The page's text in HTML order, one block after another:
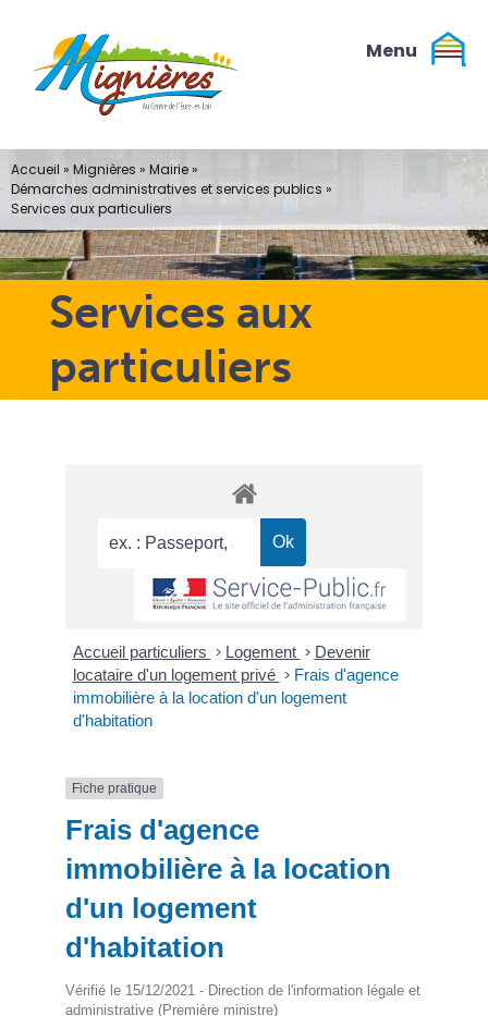
contenu
Services aux
particuliers
Accueil » Mignières » Mairie»
Démarches administratives et services publics »
Services aux particuliers
Accueil particuliers > Logement > Devenir
locataire d'un logement privé > Frais d'agence
immobilière à la location d'un logement
d'habitation
Fiche pratique
Frais d'agence
immobilière à la location
d'un logement
d'habitation
Vérifié le 15/12/2021 - Direction de l'information légale et
administrative (Première ministre)